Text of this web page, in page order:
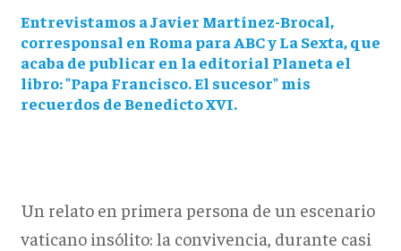
Entrevistamos a Javier Martínez-Brocal,
corresponsal en Roma para ABC y La Sexta, que
acaba de publicar en la editorial Planeta el
libro: "Papa Francisco. El sucesor" mis
recuerdos de Benedicto XVI.
Un relato en primera persona de un escenario
vaticano insólito: la convivencia, durante casi